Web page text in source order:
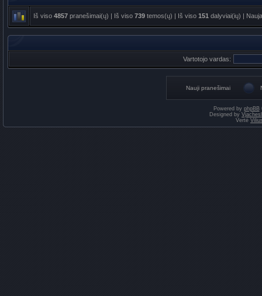
Iš viso 4857 pranešimai(ų) | Iš viso 739 temos(ų) | Iš viso 151 dalyviai(ių) |
Vartotojo vardas:
Nauji pranešimai
Powered by phpBB
Designed by
Vertė